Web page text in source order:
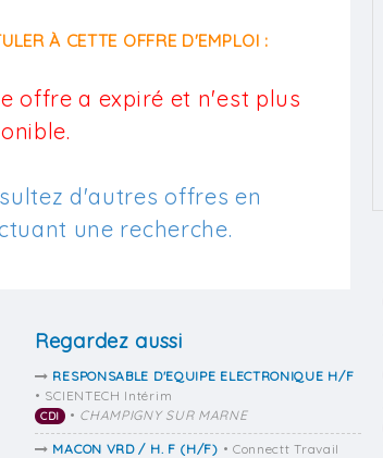
À CETTE OFFRE D'EMPLOI :
offre a expiré et n'est plus
d'autres offres en
une recherche.
Regardez aussi
RESPONSABLE D'EQUIPE ELECTRONIQUE H/F
• SCIENTECH Intérim
CDI • CHAMPIGNY SUR MARNE
MACON VRD / H. F (H/F) • Connectt Travail